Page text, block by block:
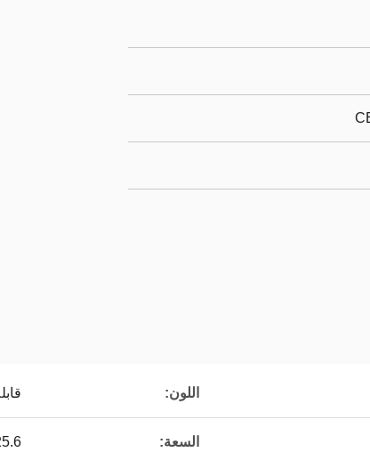
اللون:
السعة: 25.6